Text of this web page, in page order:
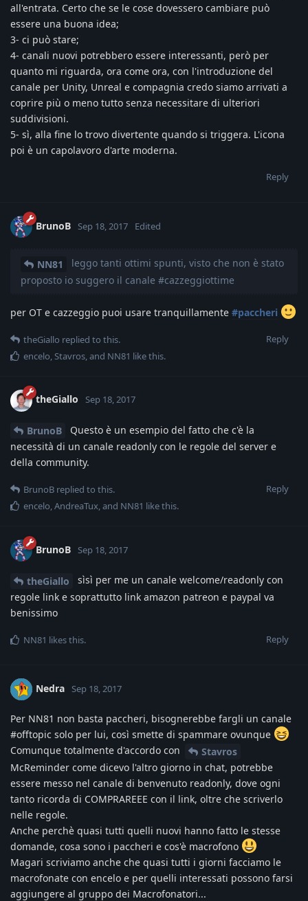
all'entrata. Certo che se le cose dovessero cambiare può
essere una buona idea;
3- ci può stare;
4- canali nuovi potrebbero essere interessanti, però per
quanto mi riguarda, ora come ora, con l'introduzione del
canale per Unity, Unreal e compagnia credo siamo arrivati a
coprire più o meno tutto senza necessitare di ulteriori
suddivisioni.
5- sì, alla fine lo trovo divertente quando si triggera. L'icona
poi è un capolavoro d'arte moderna.
Reply
BrunoB Sep 18, 2017 Edited
NN81
leggo tanti ottimi spunti, visto che non è stato
proposto io suggero il canale #cazzeggiottime
per OT e cazzeggio puoi usare tranquillamente #paccheri
Reply
theGiallo replied to this.
encelo Stavros , and NN81 like this.
theGiallo Sep 18, 2017
BrunoB
Questo è un esempio del fatto che c'è la
necessità di un canale readonly con le regole del server e
della community.
Reply
BrunoB replied to this.
encelo,AndreaTux, and NN81 like this.
BrunoB Sep 18, 2017
theGiallo
sìsì per me un canale welcome/readonly con
regole link e soprattutto link amazon patreon e paypal va
benissimo
Reply
NN81 likes this.
Nedra Sep 18, 2017
Per NN81 non basta paccheri, bisognerebbe fargli un canale
#offtopic solo per lui, così smette di spammare ovunque
Comunque totalmente d'accordo con
Stavros
McReminder come dicevo l'altro giorno in chat, potrebbe
essere messo nel canale di benvenuto readonly, dove ogni
tanto ricorda di COMPRAREEE con il link, oltre che scriverlo
nelle regole.
Anche perchè quasi tutti quelli nuovi hanno fatto le stesse
domande, cosa sono i paccheri e cos'è macrofono
Magari scriviamo anche che quasi tutti i giorni facciamo le
macrofonate con encelo e per quelli interessati possono farsi
aggiungere al gruppo dei Macrofonatori...